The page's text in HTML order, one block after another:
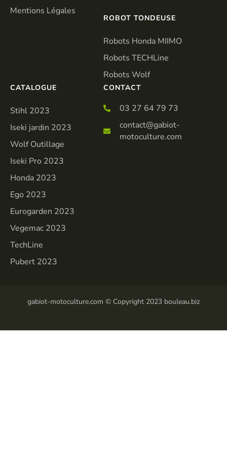
Mentions Légales
ROBOT TONDEUSE
Robots Honda MIIMO
Robots TECHLine
Robots Wolf
CATALOGUE
Stihl 2023
Iseki jardin 2023
Wolf Outillage
Iseki Pro 2023
Honda 2023
Ego 2023
Eurogarden 2023
Vegemac 2023
TechLine
Pubert 2023
CONTACT
03 27 64 79 73
contact@gabiot-
motoculture.com
gabiot-motoculture.com © Copyright 2023 bouleau.biz